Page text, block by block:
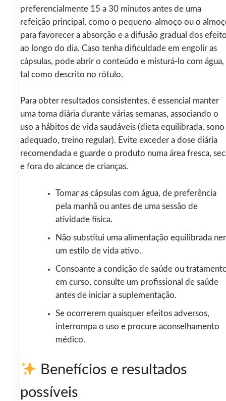
preferencialmente 15 a 30 minutos antes de uma
refeição principal, como o pequeno‑almoço ou o
para favorecer a absorção e a difusão gradual dos
ao longo do dia. Caso tenha dificuldade em engolir as
cápsulas, pode abrir o conteúdo e misturá‑lo com água,
tal como descrito no rótulo.
Para obter resultados consistentes, é essencial manter
uma toma diária durante várias semanas, associando o
uso a hábitos de vida saudáveis (dieta equilibrada, sono
adequado, treino regular). Evite exceder a dose diária
recomendada e guarde o produto numa área fresca,
e fora do alcance de crianças.
Tomar as cápsulas com água, de preferência
pela manhã ou antes de uma sessão de
atividade física.
Não substitui uma alimentação equilibrada
um estilo de vida ativo.
Consoante a condição de saúde ou
em curso, consulte um profissional de saúde
antes de iniciar a suplementação.
Se ocorrerem quaisquer efeitos adversos,
interrompa o uso e procure aconselhamento
médico.
Benefícios e resultados
possíveis